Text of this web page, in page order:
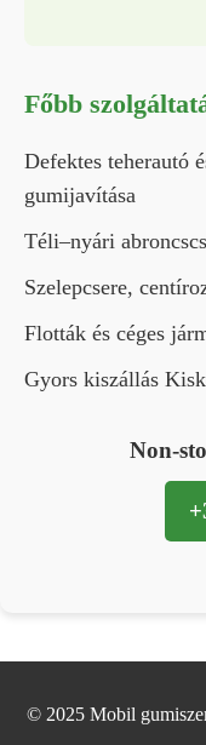
Főbb
Defektes teherautó
gumijavítása
Téli–nyári
Szelepcsere,
Flották és céges
Gyors kiszállás
Non-
© 2025 Mobil